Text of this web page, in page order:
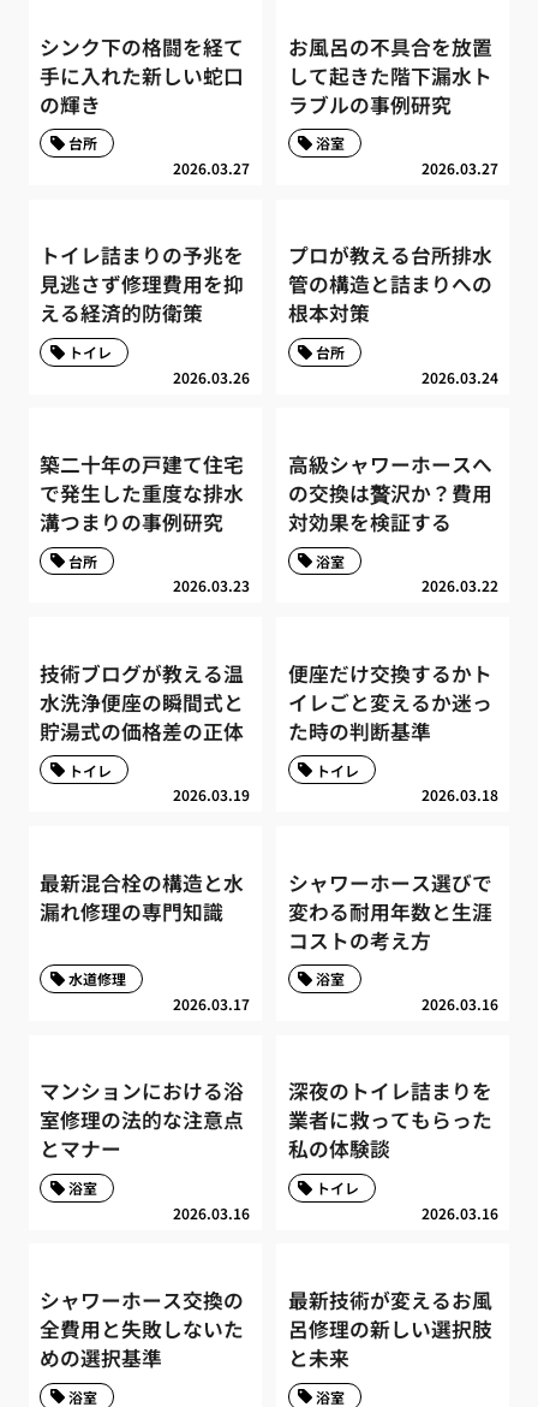
シンク下の格闘を経て
手に入れた新しい蛇口
の輝き
2026.03.27
台所
お風呂の不具合を放置
して起きた階下漏水ト
ラブルの事例研究
2026.03.27
浴室
トイレ詰まりの予兆を
見逃さず修理費用を抑
える経済的防衛策
2026.03.26
トイレ
プロが教える台所排水
管の構造と詰まりへの
根本対策
2026.03.24
台所
築二十年の戸建て住宅
で発生した重度な排水
溝つまりの事例研究
2026.03.23
台所
高級シャワーホースへ
の交換は贅沢か？費用
対効果を検証する
2026.03.22
浴室
技術ブログが教える温
水洗浄便座の瞬間式と
貯湯式の価格差の正体
2026.03.19
トイレ
便座だけ交換するかト
イレごと変えるか迷っ
た時の判断基準
2026.03.18
トイレ
最新混合栓の構造と水
漏れ修理の専門知識
2026.03.17
水道修理
シャワーホース選びで
変わる耐用年数と生涯
コストの考え方
2026.03.16
浴室
マンションにおける浴
室修理の法的な注意点
とマナー
2026.03.16
浴室
深夜のトイレ詰まりを
業者に救ってもらった
私の体験談
2026.03.16
トイレ
シャワーホース交換の
全費用と失敗しないた
めの選択基準
浴室
最新技術が変えるお風
呂修理の新しい選択肢
と未来
浴室